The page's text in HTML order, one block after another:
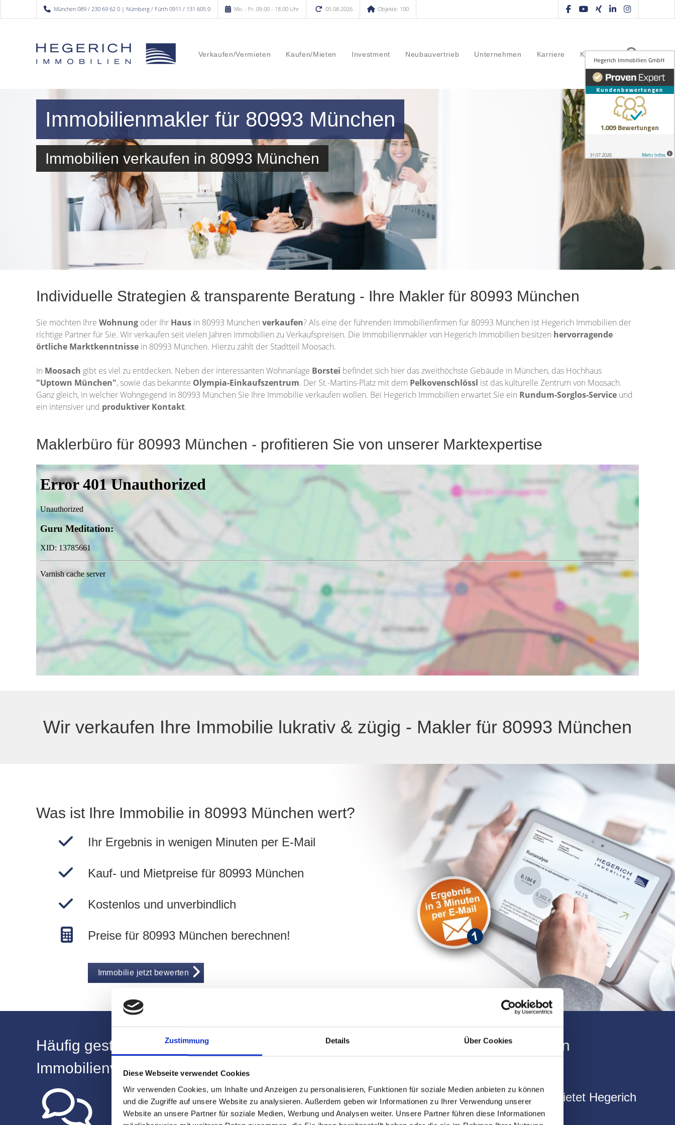
Zustimmung Details Über Cookies
Diese Webseite verwendet Cookies
Wir verwenden Cookies, um Inhalte und Anzeigen zu personalisieren, Funktionen für soziale Medien anbieten zu können
und die Zugriffe auf unsere Website zu analysieren. Außerdem geben wir Informationen zu Ihrer Verwendung unserer
Website an unsere Partner für soziale Medien, Werbung und Analysen weiter. Unsere Partner führen diese Informationen
München 089 / 230 69 62 0 | Nürnberg / Fürth 0911 / 131 605 0 Mo. - Fr. 09.00 - 18.00 Uhr 05.08.2026 Objekte: 100
Verkaufen/Vermieten Kaufen/Mieten Investment Neubauvertrieb Unternehmen Karriere Kontakt
Immobilienmakler für 80993 München
Immobilien verkaufen in 80993 München
Individuelle Strategien & transparente Beratung - Ihre Makler für 80993 München
Sie möchten Ihre Wohnung oder Ihr Haus in 80993 München verkaufen? Als eine der führenden Immobilienfirmen für 80993 München ist Hegerich Immobilien der
richtige Partner für Sie. Wir verkaufen seit vielen Jahren Immobilien zu Verkaufspreisen. Die Immobilienmakler von Hegerich Immobilien besitzen hervorragende
örtliche Marktkenntnisse in 80993 München. Hierzu zählt der Stadtteil Moosach.
In Moosach gibt es viel zu entdecken. Neben der interessanten Wohnanlage Borstei befindet sich hier das zweithöchste Gebäude in München, das Hochhaus
"Uptown München", sowie das bekannte Olympia-Einkaufszentrum. Der St.-Martins-Platz mit dem Pelkovenschlössl ist das kulturelle Zentrum von Moosach.
Ganz gleich, in welcher Wohngegend in 80993 München Sie Ihre Immobilie verkaufen wollen. Bei Hegerich Immobilien erwartet Sie ein Rundum-Sorglos-Service und
ein intensiver und produktiver Kontakt.
Maklerbüro für 80993 München - profitieren Sie von unserer Marktexpertise
Wir verkaufen Ihre Immobilie lukrativ & zügig - Makler für 80993 München
Was ist Ihre Immobilie in 80993 München wert?
Ihr Ergebnis in wenigen Minuten per E-Mail
Kauf- und Mietpreise für 80993 München
Kostenlos und unverbindlich
Preise für 80993 München berechnen!
Immobilie jetzt bewerten
Häufig gestellte Fragen zu Hegerich Immobilien in München: Ihr Partner für den
Immobilienverkauf
Warum sollte ich Hegerich Immobilien
für den Verkauf meiner Immobilie in
Welche Dienstleistungen bietet Hegerich
Immobilien an?